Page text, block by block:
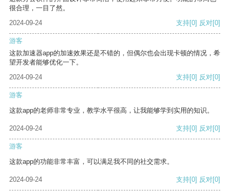
很合理，一目了然。
2024-09-24
支持[0] 反对[0]
游客
这款加速器app的加速效果还是不错的，但偶尔也会出现卡顿的情况，希
望开发者能够优化一下。
2024-09-24
支持[0] 反对[0]
游客
这款app的老师非常专业，教学水平很高，让我能够学到实用的知识。
2024-09-24 支持[0] 反对[0]
游客
这款app的功能非常丰富，可以满足我不同的社交需求。
2024-09-24 支持[0] 反对[0]